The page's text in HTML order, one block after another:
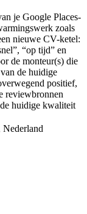
je Google Places-
zoals
nieuwe CV-ketel:
“op tijd” en
de monteur(s) die
de huidige
positief,
reviewbronnen
huidige kwaliteit
Nederland